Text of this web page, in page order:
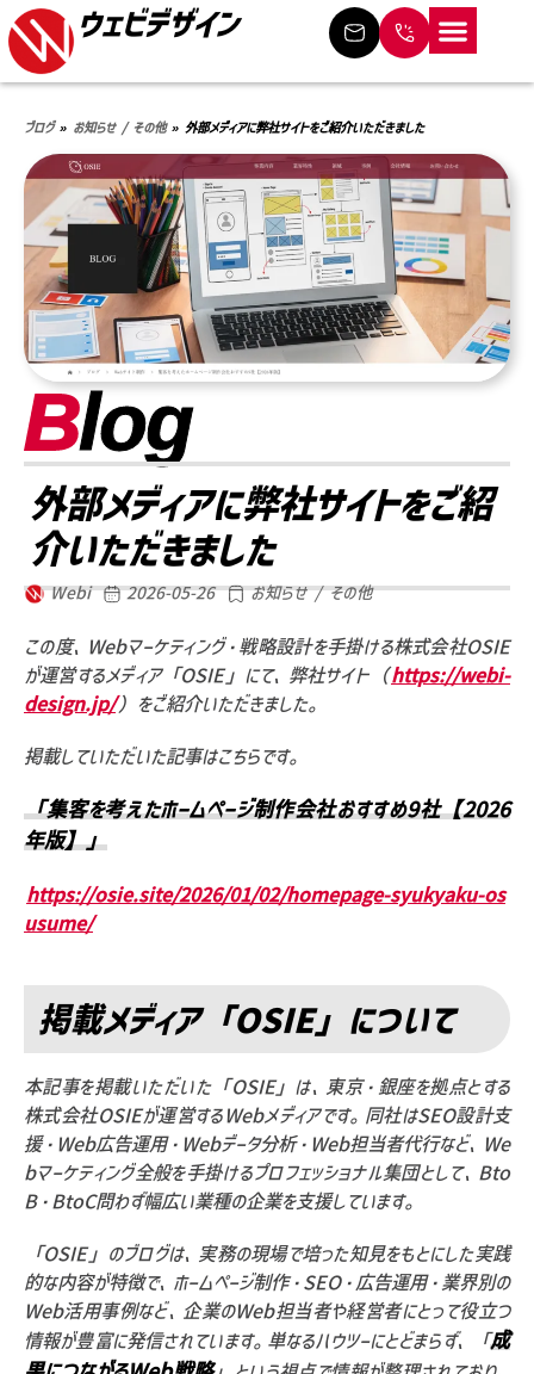
ウェビデザイン
ブログ» お知らせ / その他» 外部メディアに弊社サイトをご紹介いただきました
Blog
外部メディアに弊社サイトをご紹
介いただきました
Webi 2026-05-26 お知らせ / その他
この度、Webマーケティング・戦略設計を手掛ける株式会社OSIE
が運営するメディア「OSIE」にて、弊社サイト（https://webi-
design.jp/）をご紹介いただきました。
掲載していただいた記事はこちらです。
「集客を考えたホームページ制作会社おすすめ9社【2026
年版】」
https://osie.site/2026/01/02/homepage-syukyaku-os
usume/
掲載メディア「OSIE」について
本記事を掲載いただいた「OSIE」は、東京・銀座を拠点とする
株式会社OSIEが運営するWebメディアです。同社はSEO設計支
援・Web広告運用・Webデータ分析・Web担当者代行など、We
bマーケティング全般を手掛けるプロフェッショナル集団として、Bto
B・BtoC問わず幅広い業種の企業を支援しています。
「OSIE」のブログは、実務の現場で培った知見をもとにした実践
的な内容が特徴で、ホームページ制作・SEO・広告運用・業界別の
Web活用事例など、企業のWeb担当者や経営者にとって役立つ
情報が豊富に発信されています。単なるハウツーにとどまらず、「成